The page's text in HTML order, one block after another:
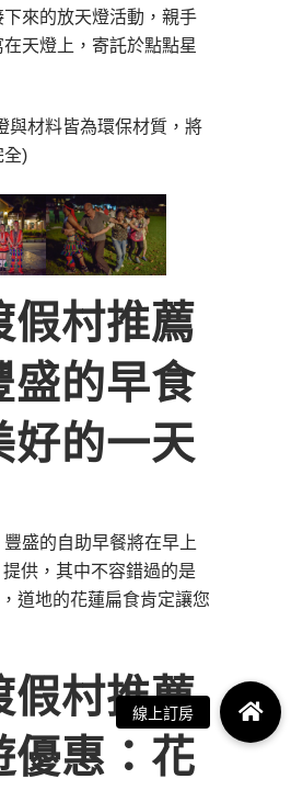
下來的放天燈活動，親手
天燈上，寄託於點點星
與材料皆為環保材質，將
全)
假村推薦
的早食
好的一天
盛的自助早餐將在早上
供，其中不容錯過的是
道地的花蓮扁食肯定讓您
假村推薦
惠：花